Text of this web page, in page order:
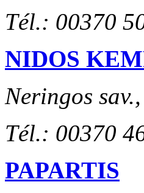
Tél.: 00370
NIDOS
Neringos
Tél.: 00370
PAPARTIS